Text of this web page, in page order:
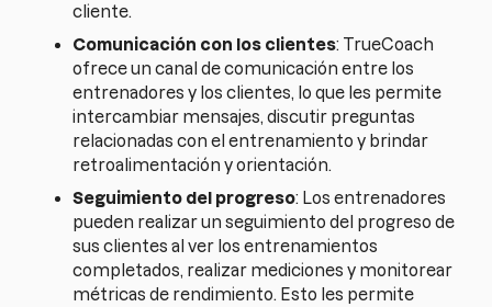
cliente.
Comunicación con los clientes: TrueCoach
ofrece un canal de comunicación entre los
entrenadores y los clientes, lo que les permite
intercambiar mensajes, discutir preguntas
relacionadas con el entrenamiento y brindar
retroalimentación y orientación.
Seguimiento del progreso: Los entrenadores
pueden realizar un seguimiento del progreso de
sus clientes al ver los entrenamientos
completados, realizar mediciones y monitorear
métricas de rendimiento. Esto les permite